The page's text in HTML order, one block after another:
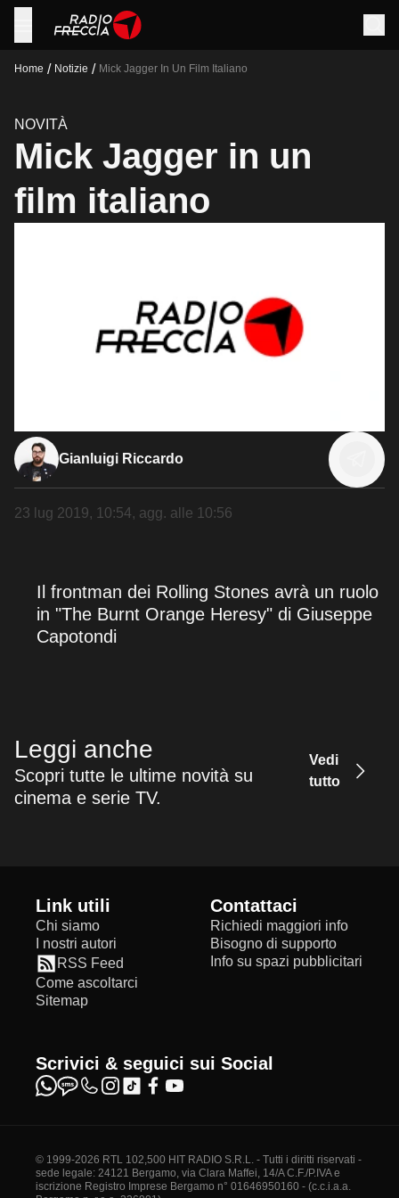
Home / Notizie / Mick Jagger In Un Film Italiano
NOVITÀ
Mick Jagger in un
film italiano
Gianluigi Riccardo
23 lug 2019, 10:54, agg. alle 10:56
Il frontman dei Rolling Stones avrà un ruolo
in "The Burnt Orange Heresy" di Giuseppe
Capotondi
Leggi anche
Scopri tutte le ultime novità su
cinema e serie TV.
Vedi
tutto
Link utili
Chi siamo
I nostri autori
RSS Feed
Come ascoltarci
Sitemap
Contattaci
Richiedi maggiori info
Bisogno di supporto
Info su spazi pubblicitari
Scrivici & seguici sui Social
© 1999-2026 RTL 102,500 HIT RADIO S.R.L. - Tutti i diritti riservati -
sede legale: 24121 Bergamo, via Clara Maffei, 14/A C.F./P.IVA e
iscrizione Registro Imprese Bergamo n° 01646950160 - (c.c.i.a.a.